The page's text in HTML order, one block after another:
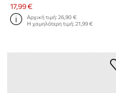
17,99 €
Αρχική τιμή:26,90 €
Η χαμηλότερη τιμή:21,99 €